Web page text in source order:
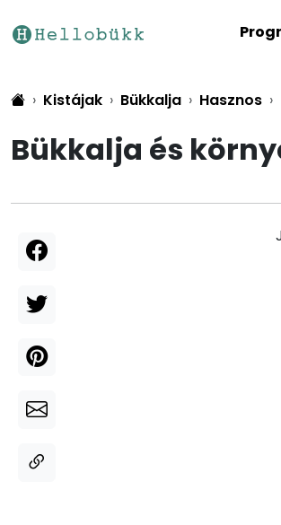
Kistájak Bükkalja Hasznos
Bükkalja és